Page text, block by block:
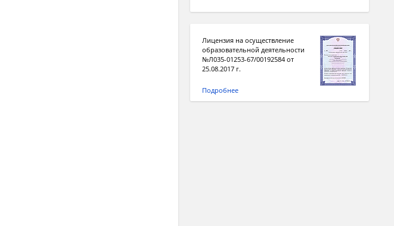
Лицензия на осуществление
образовательной деятельности
№Л035-01253-67/00192584 от
25.08.2017 г.
Подробнее